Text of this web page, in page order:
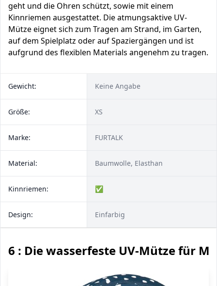
geht und die Ohren schützt, sowie mit einem
Kinnriemen ausgestattet. Die atmungsaktive UV-
Mütze eignet sich zum Tragen am Strand, im Garten,
auf dem Spielplatz oder auf Spaziergängen und ist
aufgrund des flexiblen Materials angenehm zu tragen.
Gewicht: Keine Angabe
Größe: XS
Marke: FURTALK
Material: Baumwolle, Elasthan
Kinnriemen: ✅
Design: Einfarbig
6 : Die wasserfeste UV-Mütze für